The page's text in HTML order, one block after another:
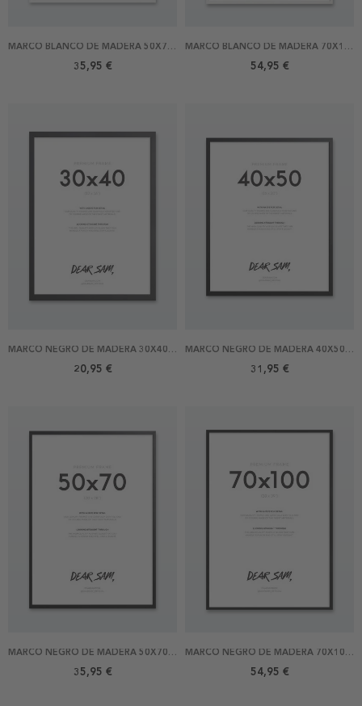
MARCO BLANCO DE MADERA 50X70 CM
35,95 €
MARCO BLANCO DE MADERA 70X100 CM
54,95 €
MARCO NEGRO DE MADERA 30X40 CM
20,95 €
MARCO NEGRO DE MADERA 40X50 CM
31,95 €
MARCO NEGRO DE MADERA 50X70 CM
35,95 €
MARCO NEGRO DE MADERA 70X100 CM
54,95 €